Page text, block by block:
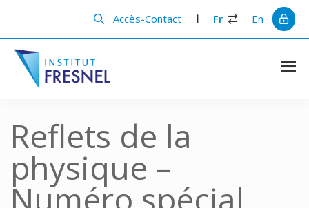
principal
barre
principale
Accès-Contact Fr En
Institut
en
photonique
Reflets de la
physique –
Numéro spécial